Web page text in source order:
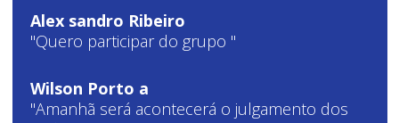
Alex sandro Ribeiro
"Quero participar do grupo "
Wilson Porto a
"Amanhã será acontecerá o julgamento dos